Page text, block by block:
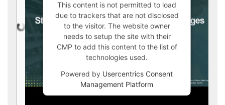
This content is not permitted to load
due to trackers that are not disclosed
to the visitor. The website owner
needs to setup the site with their
CMP to add this content to the list of
technologies used.
Powered by Usercentrics Consent
Management Platform